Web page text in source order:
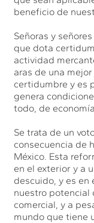
beneficio de
Señoras y
que dota
actividad
aras de una
certidumbre y es
genera
todo, de
Se trata de un
consecuencia de
México. Esta
en el exterior y a
descuido, y es en
nuestro potencial
comercial, y a
mundo que tiene